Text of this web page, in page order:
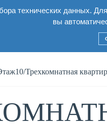
технических данных.
вы
Квартиры
/Трехкомнатная